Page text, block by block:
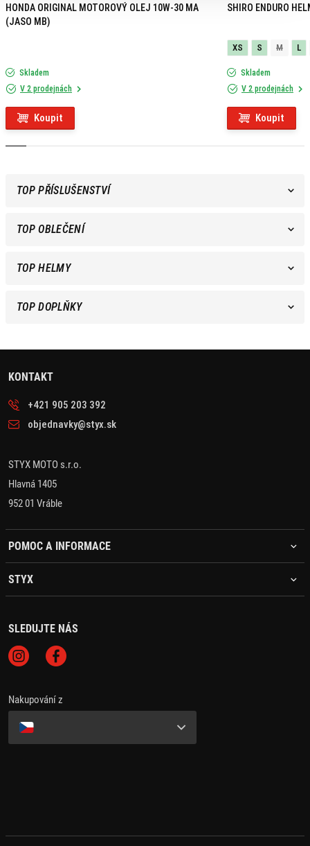
HONDA ORIGINAL MOTOROVÝ OLEJ 10W-30 MA
(JASO MB)
Skladem
V 2 prodejnách
Koupit
SHIRO ENDURO
XS S M L
Skladem
V 2 prodejnách
Koupit
TOP PŘÍSLUŠENSTVÍ
TOP OBLEČENÍ
TOP HELMY
TOP DOPLŇKY
KONTAKT
+421 905 203 392
objednavky@styx.sk
STYX MOTO s.r.o.
Hlavná 1405
952 01 Vráble
POMOC A INFORMACE
STYX
SLEDUJTE NÁS
Nakupování z